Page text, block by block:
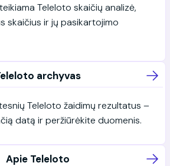
Teleloto skaičių analizė,
skaičius ir jų pasikartojimo
archyvas
Teleloto žaidimų rezultatus –
datą ir peržiūrėkite duomenis.
Apie Teleloto